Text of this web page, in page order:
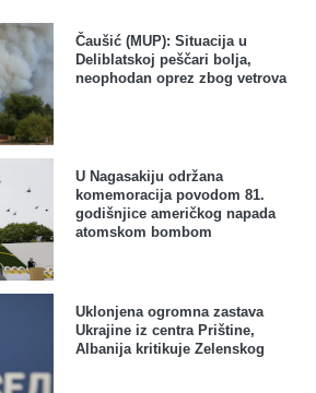
Čaušić (MUP): Situacija u
Deliblatskoj peščari bolja,
neophodan oprez zbog vetrova
U Nagasakiju održana
komemoracija povodom 81.
godišnjice američkog napada
atomskom bombom
Uklonjena ogromna zastava
Ukrajine iz centra Prištine,
Albanija kritikuje Zelenskog